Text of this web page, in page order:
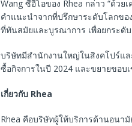
Wang ซีอีโอของ Rhea กล่าว “ด้ว
คำแนะนำจากที่ปรึกษาระดับโลกขอ
ที่ทันสมัยและบูรณาการ เพื่อยกระดั
บริษัทมีสำนักงานใหญ่ในสิงคโปร์แล
ซื้อกิจการในปี 2024 และขยายขอบ
เกี่ยวกับ Rhea
Rhea คือบริษัทผู้ให้บริการด้านอนา